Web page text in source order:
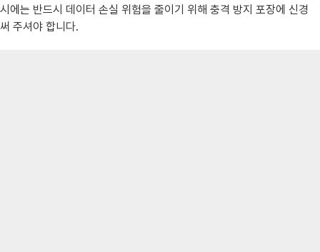
시에는 반드시 데이터 손실 위험을 줄이기 위해 충격 방지 포장에 신경
써 주셔야 합니다.